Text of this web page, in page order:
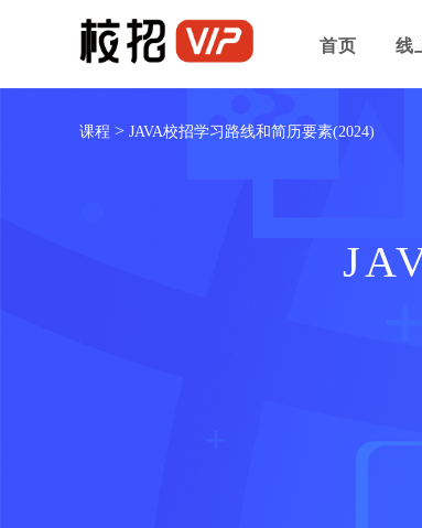
首页 线
课程 > JAVA校招学习路线和简历要素(2024)